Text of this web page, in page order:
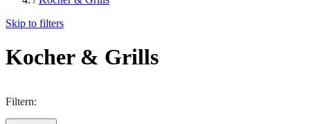
Skip to filters
Kocher & Grills
Filtern: